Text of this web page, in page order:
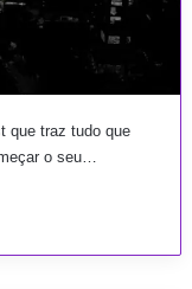
que traz tudo que
o seu…